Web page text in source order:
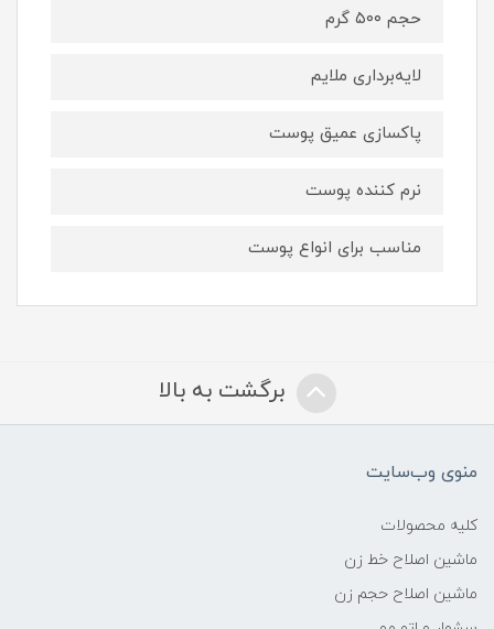
حجم ۵۰۰ گرم
لایه‌برداری ملایم
پاکسازی عمیق پوست
نرم کننده پوست
مناسب برای انواع پوست
برگشت به بالا
منوی وب‌سایت
کلیه محصولات
ماشین اصلاح خط زن
ماشین اصلاح حجم زن